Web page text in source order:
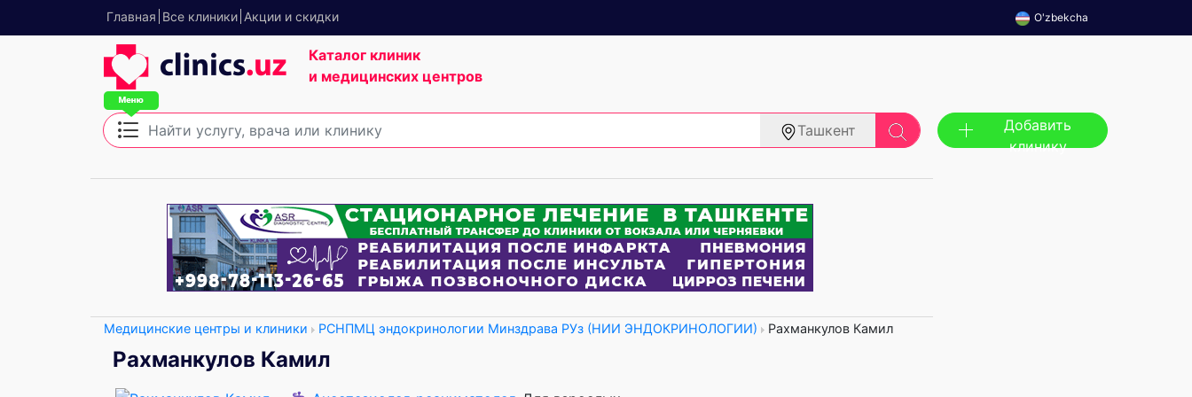
Главная Все клиники Акции и скидки O'zbekcha
Каталог клиник
и медицинских центров
Ташкент
Добавить
клинику
Медицинские центры и клиники РСНПМЦ эндокринологии Минздрава РУз (НИИ ЭНДОКРИНОЛОГИИ) Рахманкулов Камил
Рахманкулов Камил